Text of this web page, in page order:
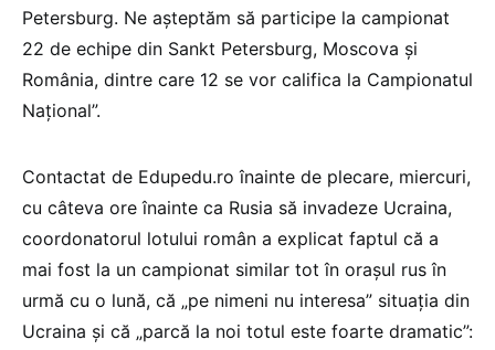
Petersburg. Ne așteptăm să participe la campionat
22 de echipe din Sankt Petersburg, Moscova și
România, dintre care 12 se vor califica la Campionatul
Național”.
Contactat de Edupedu.ro înainte de plecare, miercuri,
cu câteva ore înainte ca Rusia să invadeze Ucraina,
coordonatorul lotului român a explicat faptul că a
mai fost la un campionat similar tot în orașul rus în
urmă cu o lună, că „pe nimeni nu interesa” situația din
Ucraina și că „parcă la noi totul este foarte dramatic”: